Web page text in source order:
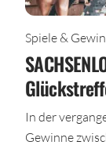
Spiele &
In der
Gewinne